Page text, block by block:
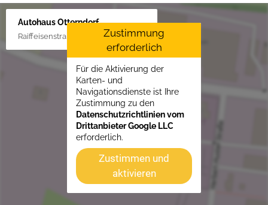
Autohaus Otterndorf
Raiffeisenstraße 1, 21762 Otterndorf
Zustimmung
erforderlich
Für die Aktivierung der
Karten- und
Navigationsdienste ist Ihre
Zustimmung zu den
Datenschutzrichtlinien vom
Drittanbieter Google LLC
erforderlich.
Zustimmen und
aktivieren